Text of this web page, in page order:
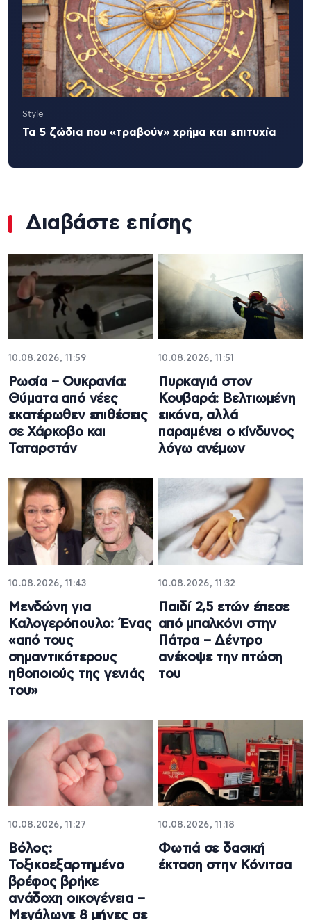
Style
Τα 5 ζώδια που «τραβούν» χρήμα και επιτυχία
Διαβάστε επίσης
10.08.2026, 11:59
Ρωσία – Ουκρανία:
Θύματα από νέες
εκατέρωθεν επιθέσεις
σε Χάρκοβο και
Ταταρστάν
10.08.2026, 11:51
Πυρκαγιά στον
Κουβαρά: Βελτιωμένη
εικόνα, αλλά
παραμένει ο κίνδυνος
λόγω ανέμων
10.08.2026, 11:43
Μενδώνη για
Καλογερόπουλο: Ένας
«από τους
σημαντικότερους
ηθοποιούς της γενιάς
του»
10.08.2026, 11:32
Παιδί 2,5 ετών έπεσε
από μπαλκόνι στην
Πάτρα – Δέντρο
ανέκοψε την πτώση
του
10.08.2026, 11:27
Βόλος:
Τοξικοεξαρτημένο
βρέφος βρήκε
ανάδοχη οικογένεια –
Μεγάλωνε 8 μήνες σε
10.08.2026, 11:18
Φωτιά σε δασική
έκταση στην Κόνιτσα